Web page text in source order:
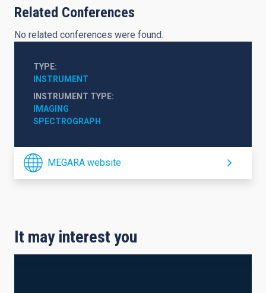
Related Conferences
No related conferences were found.
TYPE
INSTRUMENT
INSTRUMENT TYPE
IMAGING
SPECTROGRAPH
MEGARA website
It may interest you